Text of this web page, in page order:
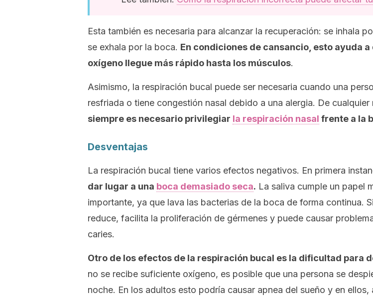
Esta también es necesaria para alcanzar la recuperación: se inhala
se exhala por la boca. En condiciones de cansancio, esto ayuda a
oxígeno llegue más rápido hasta los músculos.
Asimismo, la respiración bucal puede ser necesaria cuando una
resfriada o tiene congestión nasal debido a una alergia. De cualquier
siempre es necesario privilegiar la respiración nasal frente a la
Desventajas
La respiración bucal tiene varios efectos negativos. En primera
dar lugar a una boca demasiado seca. La saliva cumple un papel
importante, ya que lava las bacterias de la boca de forma continua.
reduce, facilita la proliferación de gérmenes y puede causar
caries.
Otro de los efectos de la respiración bucal es la dificultad para
no se recibe suficiente oxígeno, es posible que una persona se
noche. En los adultos esto podría causar apnea del sueño y en ellos,